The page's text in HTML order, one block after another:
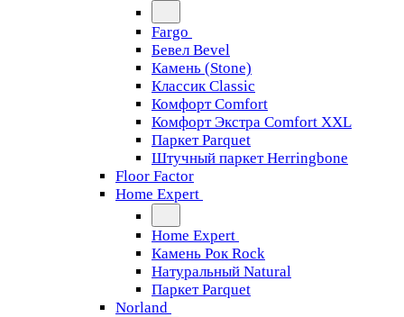
Fargo
Бевел Bevel
Камень (Stone)
Классик Classic
Комфорт Comfort
Комфорт Экстра Comfort XXL
Паркет Parquet
Штучный паркет Herringbone
Floor Factor
Home Expert
Home Expert
Камень Рок Rock
Натуральный Natural
Паркет Parquet
Norland